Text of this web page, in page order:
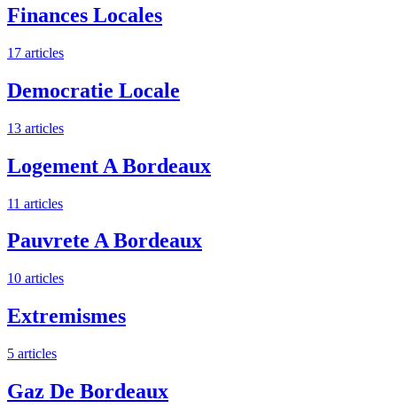
Finances Locales
17 articles
Democratie Locale
13 articles
Logement A Bordeaux
11 articles
Pauvrete A Bordeaux
10 articles
Extremismes
5 articles
Gaz De Bordeaux